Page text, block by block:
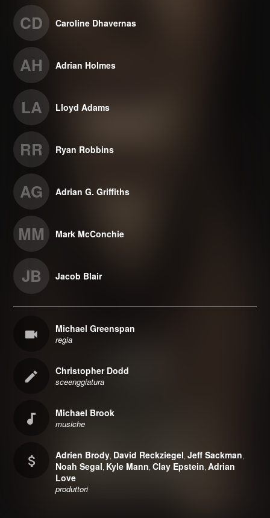
CD Caroline Dhavernas
AH Adrian Holmes
LA Lloyd Adams
RR Ryan Robbins
AG Adrian G. Griffiths
MM Mark McConchie
JB Jacob Blair
Michael Greenspan
regia
Christopher Dodd
sceenggiatura
Michael Brook
musiche
Adrien Brody, David Reckziegel,Jeff Sackman,
Noah Segal, Kyle Mann,Clay Epstein,Adrian
Love
produttori